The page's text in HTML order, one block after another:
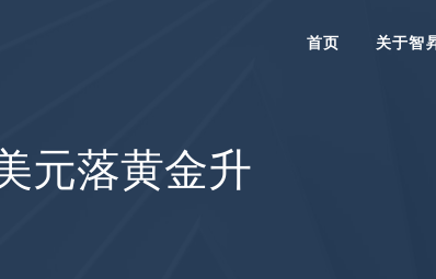
首页 关于智
元落黄金升